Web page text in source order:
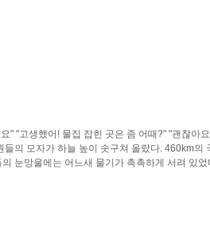
" "고생했어! 물집 잡힌 곳은 좀 어때?" "괜찮아
들의 모자가 하늘 높이 솟구쳐 올랐다. 460km의
눈망울에는 어느새 물기가 촉촉하게 서려 있었